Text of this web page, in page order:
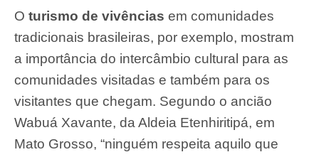
O turismo de vivências em comunidades
tradicionais brasileiras, por exemplo, mostram
a importância do intercâmbio cultural para as
comunidades visitadas e também para os
visitantes que chegam. Segundo o ancião
Wabuá Xavante, da Aldeia Etenhiritipá, em
Mato Grosso, “ninguém respeita aquilo que